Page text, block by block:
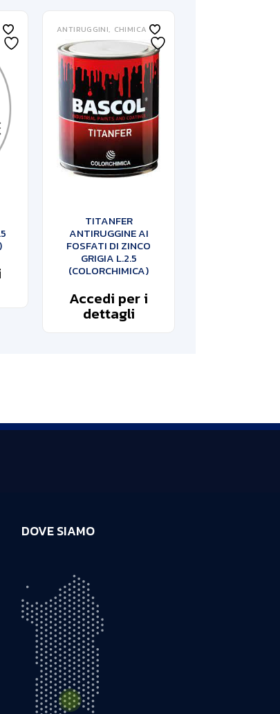
ANTIRUGGINI CHIMICA
TITANFER
ANTIRUGGINE AI
FOSFATI DI ZINCO
GRIGIA L.2.5
(COLORCHIMICA)
Accedi per i
dettagli
DOVE SIAMO